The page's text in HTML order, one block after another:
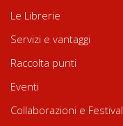
Le Librerie
Servizi e vantaggi
Raccolta punti
Eventi
Collaborazioni e Festival